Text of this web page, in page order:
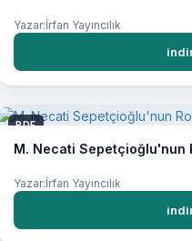
Yazar:İrfan Yayıncılık
PDF
M. Necati Sepetçioğlu'nun
Yazar:İrfan Yayıncılık